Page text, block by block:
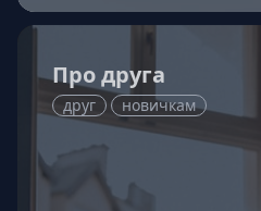
Про друга
друг новичкам